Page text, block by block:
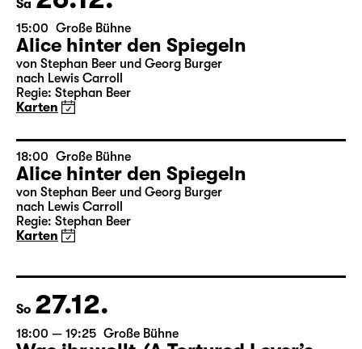
Sa 26.12.
15:00 Große Bühne
Alice hinter den Spiegeln
nach Lewis Carroll
Regie: Stephan Beer
Karten
18:00 Große Bühne
Alice hinter den Spiegeln
Regie: Stephan Beer
Karten